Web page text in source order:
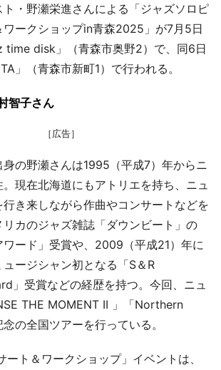
・野瀬栄進さんによる「ジャズソロピ
ワークショップin青森2025」が7月5日
time disk」（青森市奥野2）で、同6日
」（青森市新町1）で行われる。
智子さん
［広告］
の野瀬さんは1995（平成7）年からニ
。現在北海道にもアトリエを持ち、ニュ
き来しながら作曲やコンサートなどを
カのジャズ雑誌「ダウンビート」の
ワード」受賞や、2009（平成21）年に
ージシャン初となる「S＆R
」受賞などの経歴を持つ。今回、ニュ
THE MOMENT II 」「Northern
の全国ツアーを行っている。
ト＆ワークショップ」イベントは、